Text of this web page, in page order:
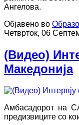
Ангелова.
Објавено во
Четврток, 06
(Видео)
Македонија
Амбасадорот на
предизвиците со